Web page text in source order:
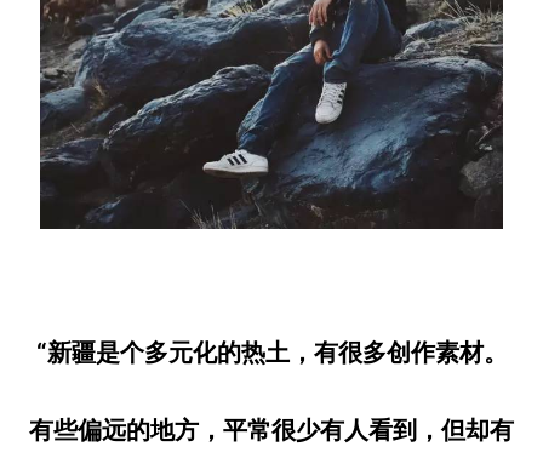
“新疆是个多元化的热土，有很多创作素材。
有些偏远的地方，平常很少有人看到，但却有